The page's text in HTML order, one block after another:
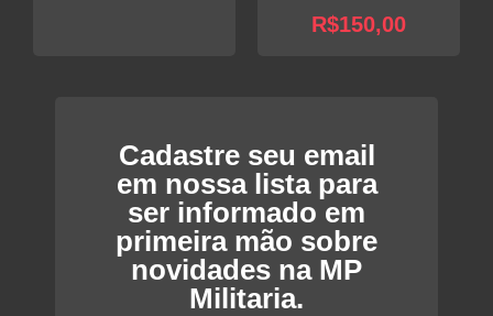
R$150,00
Cadastre seu email
em nossa lista para
ser informado em
primeira mão sobre
novidades na MP
Militaria.